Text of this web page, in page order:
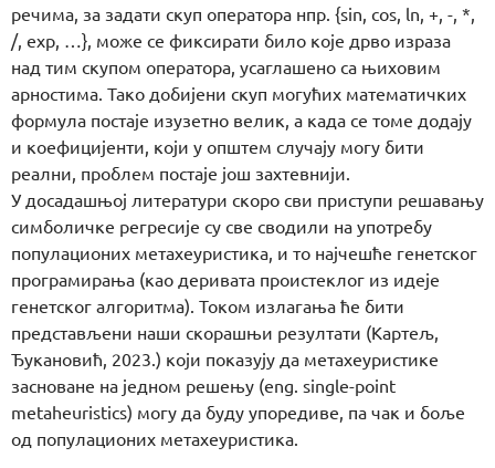
речима, за задати скуп оператора нпр. {sin, cos, ln, +, -, *,
/, exp, …}, може се фиксирати било које дрво израза
над тим скупом оператора, усаглашено са њиховим
арностима. Тако добијени скуп могућих математичких
формула постаје изузетно велик, а када се томе додају
и коефицијенти, који у општем случају могу бити
реални, проблем постаје још захтевнији.
У досадашњој литератури скоро сви приступи решавању
симболичке регресије су све сводили на употребу
популационих метахеуристика, и то најчешће генетског
програмирања (као деривата проистеклог из идеје
генетског алгоритма). Током излагања ће бити
представљени наши скорашњи резултати (Картељ,
Ђукановић, 2023.) који показују да метахеуристике
засноване на једном решењу (eng. single-point
metaheuristics) могу да буду упоредиве, па чак и боље
од популационих метахеуристика.